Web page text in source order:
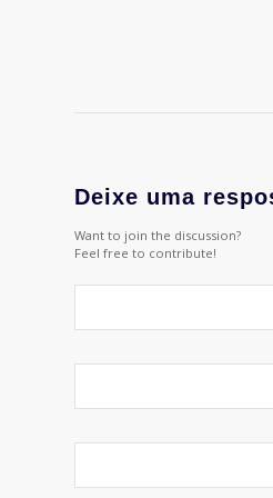
Deixe uma
Want to join the discussion?
Feel free to contribute!